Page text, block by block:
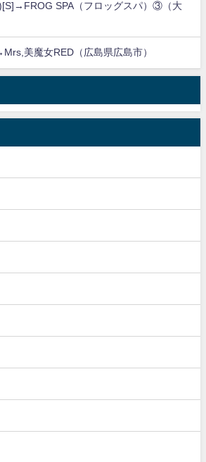
SPA（フロッグスパ）③（大
美魔女RED（広島県広島市）